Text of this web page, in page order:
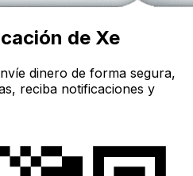
de Xe
dinero de forma segura,
reciba notificaciones y